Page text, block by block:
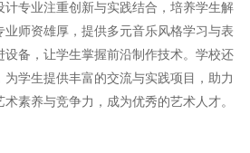
计专业注重创新与实践结合，培养学生解
师资雄厚，提供多元音乐风格学习与表
备，让学生掌握前沿制作技术。学校还
学生提供丰富的交流与实践项目，助力
素养与竞争力，成为优秀的艺术人才。